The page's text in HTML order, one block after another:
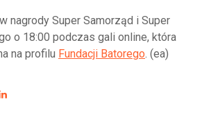
nagrody Super Samorząd i Super
o 18:00 podczas gali online, która
na profilu Fundacji Batorego. (ea)